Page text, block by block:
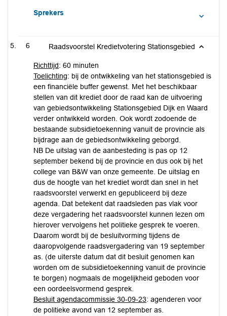
Sprekers
6 Raadsvoorstel Kredietvotering Stationsgebied
Richttijd: 60 minuten
Toelichting: bij de ontwikkeling van het stationsgebied is
een financiële buffer gewenst. Met het beschikbaar
stellen van dit krediet door de raad kan de uitvoering
van gebiedsontwikkeling Stationsgebied Dijk en Waard
verder ontwikkeld worden. Ook wordt zodoende de
bestaande subsidietoekenning vanuit de provincie als
bijdrage aan de gebiedsontwikkeling geborgd.
NB De uitslag van de aanbesteding is pas op 12
september bekend bij de provincie en dus ook bij het
college van B&W van onze gemeente. De uitslag en
dus de hoogte van het krediet wordt dan snel in het
raadsvoorstel verwerkt en gepubliceerd bij deze
agenda. Dat betekent dat raadsleden pas vlak voor
deze vergadering het raadsvoorstel kunnen lezen om
hierover vervolgens het politieke gesprek te voeren.
Daarom wordt bij de besluitvorming tijdens de
daaropvolgende raadsvergadering van 19 september
as. (de uiterste datum dat dit besluit genomen kan
worden om de subsidietoekenning vanuit de provincie
te borgen) nogmaals de mogelijkheid geboden voor
een oordeelsvormend gesprek.
Besluit agendacommissie 30-09-23: agenderen voor
de politieke avond van 12 september as.